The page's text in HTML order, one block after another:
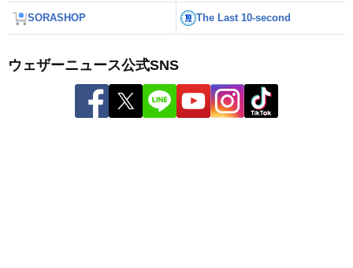
SORASHOP The Last 10-second
ウェザーニュース公式SNS